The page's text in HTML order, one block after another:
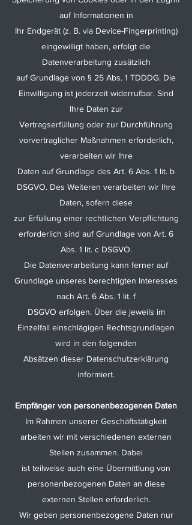
auf Informationen in
Ihr Endgerät (z. B. via Device-Fingerprinting)
eingewilligt haben, erfolgt die
Datenverarbeitung zusätzlich
auf Grundlage von § 25 Abs. 1 TDDDG. Die
Einwilligung ist jederzeit widerrufbar. Sind
Ihre Daten zur
Vertragserfüllung oder zur Durchführung
vorvertraglicher Maßnahmen erforderlich,
verarbeiten wir Ihre
Daten auf Grundlage des Art. 6 Abs. 1 lit. b
DSGVO. Des Weiteren verarbeiten wir Ihre
Daten, sofern diese
zur Erfüllung einer rechtlichen Verpflichtung
erforderlich sind auf Grundlage von Art. 6
Abs. 1 lit. c DSGVO.
Die Datenverarbeitung kann ferner auf
Grundlage unseres berechtigten Interesses
nach Art. 6 Abs. 1 lit. f
DSGVO erfolgen. Über die jeweils im
Einzelfall einschlägigen Rechtsgrundlagen
wird in den folgenden
Absätzen dieser Datenschutzerklärung
informiert.
Empfänger von personenbezogenen Daten
Im Rahmen unserer Geschäftstätigkeit
arbeiten wir mit verschiedenen externen
Stellen zusammen. Dabei
ist teilweise auch eine Übermittlung von
personenbezogenen Daten an diese
externen Stellen erforderlich.
Wir geben personenbezogene Daten nur